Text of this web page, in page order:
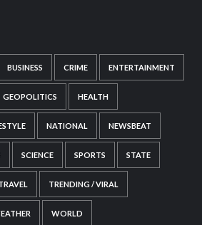
BUSINESS CRIME ENTERTAINMENT
GEOPOLITICS HEALTH
NATIONAL NEWSBEAT
SCIENCE SPORTS STATE
TRENDING / VIRAL
WORLD